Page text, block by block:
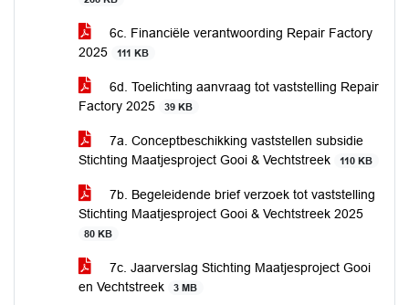
6c. Financiële verantwoording Repair Factory
2025
111 KB
6d. Toelichting aanvraag tot vaststelling Repair
Factory 2025
39 KB
7a. Conceptbeschikking vaststellen subsidie
Stichting Maatjesproject Gooi & Vechtstreek
110 KB
7b. Begeleidende brief verzoek tot vaststelling
Stichting Maatjesproject Gooi & Vechtstreek 2025
80 KB
7c. Jaarverslag Stichting Maatjesproject Gooi
en Vechtstreek
3 MB